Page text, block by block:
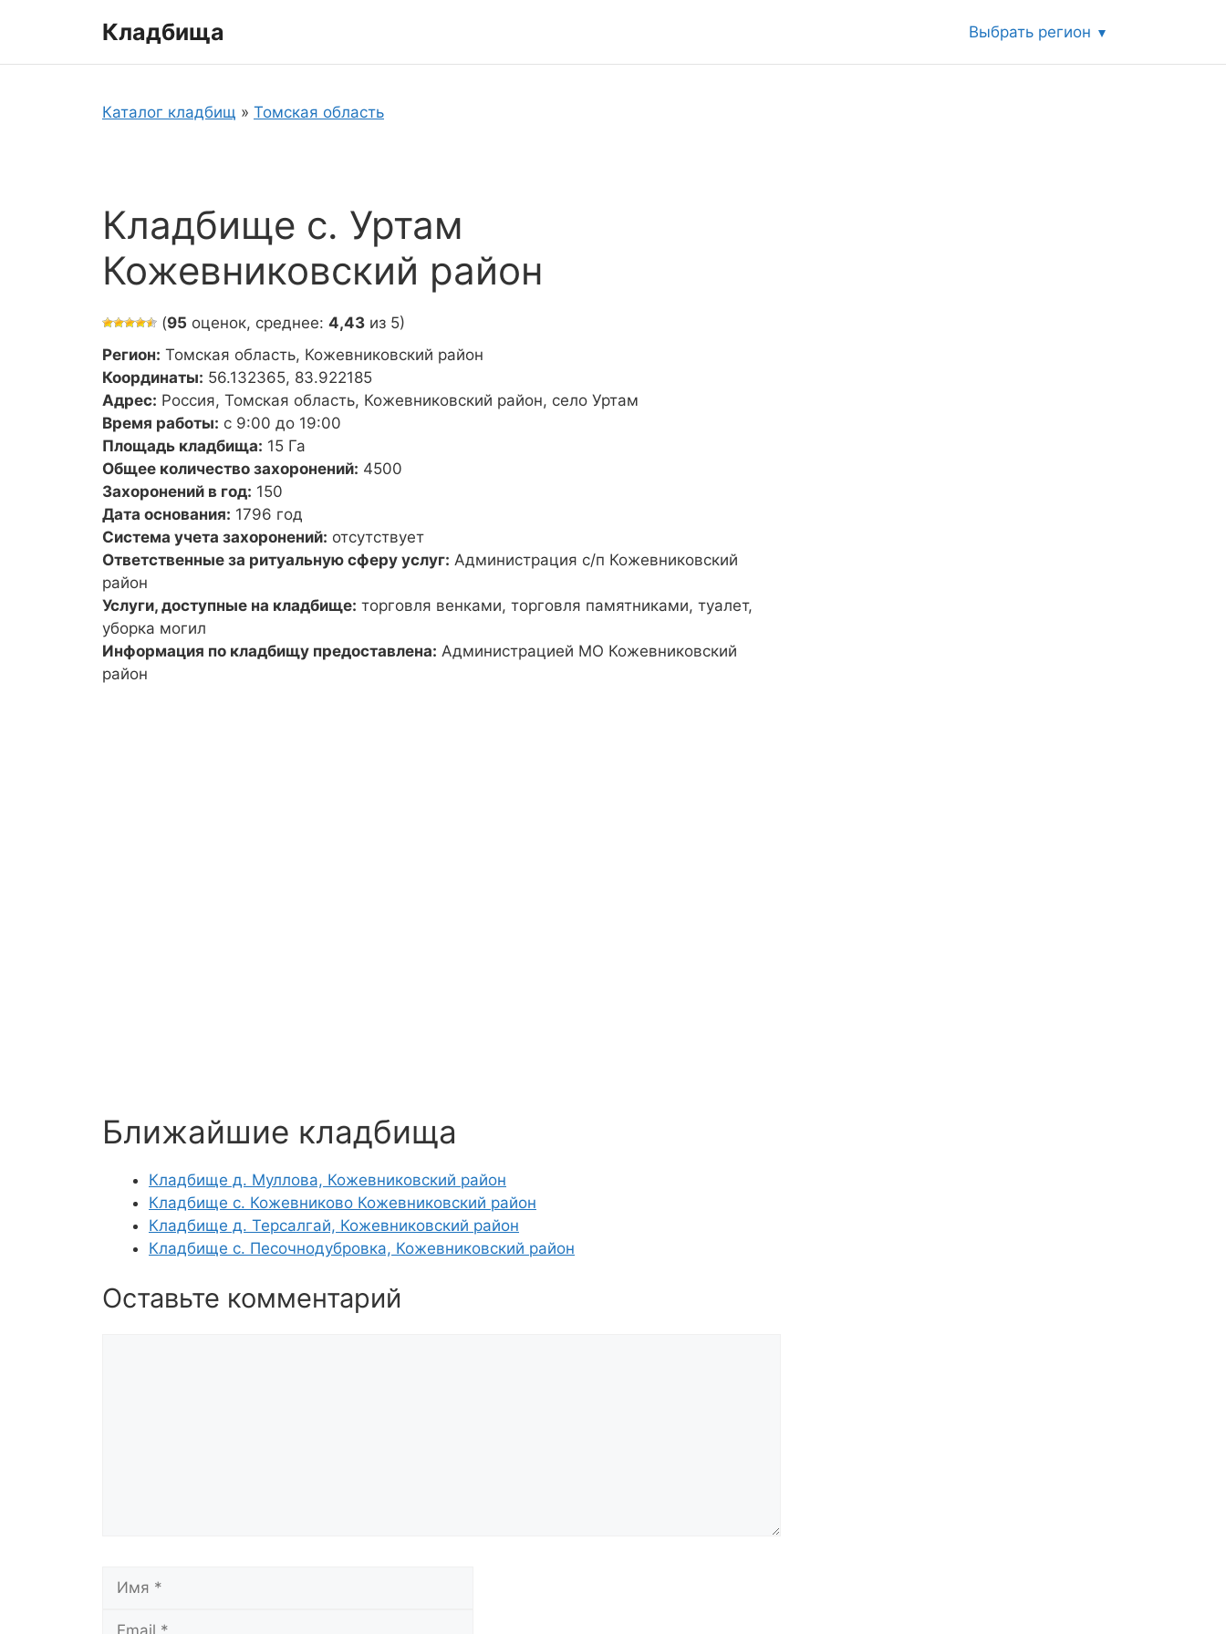
Кладбища Выбрать регион
Каталог кладбищ » Томская область
Кладбище с. Уртам
Кожевниковский район
(95 оценок, среднее: 4,43 из 5)
Регион: Томская область, Кожевниковский район
Координаты: 56.132365, 83.922185
Адрес: Россия, Томская область, Кожевниковский район, село Уртам
Время работы: с 9:00 до 19:00
Площадь кладбища: 15 Га
Общее количество захоронений: 4500
Захоронений в год: 150
Дата основания: 1796 год
Система учета захоронений: отсутствует
Ответственные за ритуальную сферу услуг: Администрация с/п Кожевниковский
район
Услуги, доступные на кладбище: торговля венками, торговля памятниками, туалет,
уборка могил
Информация по кладбищу предоставлена: Администрацией МО Кожевниковский
район
Ближайшие кладбища
Кладбище д. Муллова, Кожевниковский район
Кладбище с. Кожевниково Кожевниковский район
Кладбище д. Терсалгай, Кожевниковский район
Кладбище с. Песочнодубровка, Кожевниковский район
Оставьте комментарий